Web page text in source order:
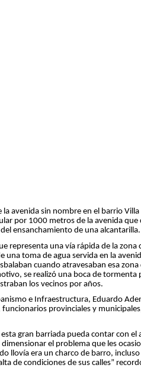
avenida sin nombre en el barrio
por 1000 metros de la avenida que
ensanchamiento de una alcantarilla.
representa una vía rápida de la zona
toma de agua servida en la
cuando atravesaban esa
se realizó una boca de tormenta
los vecinos por años.
e Infraestructura, Eduardo
provinciales y
gran barriada pueda contar con el
el problema que les
llovía era un charco de barro,
de condiciones de sus calles”